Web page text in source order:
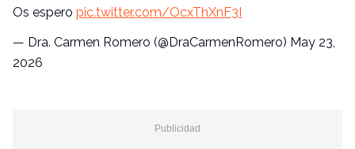
Os espero pic.twitter.com/OcxThXnF3I
— Dra. Carmen Romero (@DraCarmenRomero) May 23,
2026